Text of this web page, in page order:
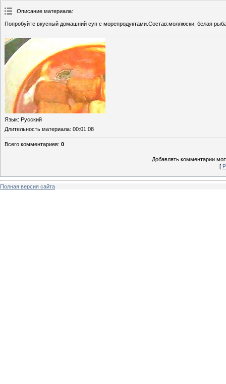
Описание материала:
Попробуйте вкусный домашний суп с морепродуктами.Состав:моллюски, белая
Язык: Русский
Длительность материала: 00:01:08
Всего комментариев: 0
Добавлять комментарии
[
Полная версия сайта